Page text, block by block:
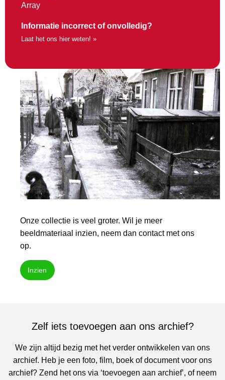
Array
Informatie incorrect of onvolledig?
Laat het ons hier weten! »
Onze collectie is veel groter. Wil je meer
beeldmateriaal inzien, neem dan contact met ons
op.
Inzien
Zelf iets toevoegen aan ons archief?
We zijn altijd bezig met het verder ontwikkelen van ons
archief. Heb je een foto, film, boek of document voor ons
archief? Zend het ons via ‘toevoegen aan archief’, of neem